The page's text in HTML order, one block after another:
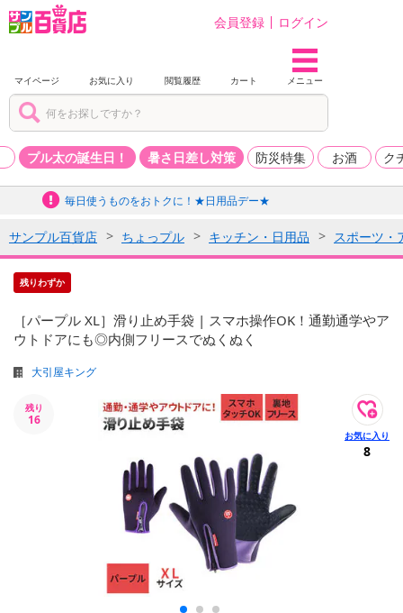
会員登録 ログイン
マイページ お気に入り 閲覧履歴 カート メニュー
プル太の誕生日！ 暑さ日差し対策 防災特集 お酒 ク
毎日使うものをおトクに！★日用品デー★
サンプル百貨店 ちょっプル キッチン・日用品 スポーツ・
残りわずか
［パープル XL］滑り止め手袋 | スマホ操作OK！通勤通学やア
ウトドアにも◎内側フリースでぬくぬく
大引屋キング
残り
16
8